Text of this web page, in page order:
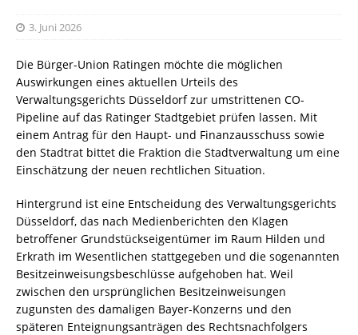
3. Juni 2026
Die Bürger-Union Ratingen möchte die möglichen
Auswirkungen eines aktuellen Urteils des
Verwaltungsgerichts Düsseldorf zur umstrittenen CO-
Pipeline auf das Ratinger Stadtgebiet prüfen lassen. Mit
einem Antrag für den Haupt- und Finanzausschuss sowie
den Stadtrat bittet die Fraktion die Stadtverwaltung um eine
Einschätzung der neuen rechtlichen Situation.
Hintergrund ist eine Entscheidung des Verwaltungsgerichts
Düsseldorf, das nach Medienberichten den Klagen
betroffener Grundstückseigentümer im Raum Hilden und
Erkrath im Wesentlichen stattgegeben und die sogenannten
Besitzeinweisungsbeschlüsse aufgehoben hat. Weil
zwischen den ursprünglichen Besitzeinweisungen
zugunsten des damaligen Bayer-Konzerns und den
späteren Enteignungsanträgen des Rechtsnachfolgers